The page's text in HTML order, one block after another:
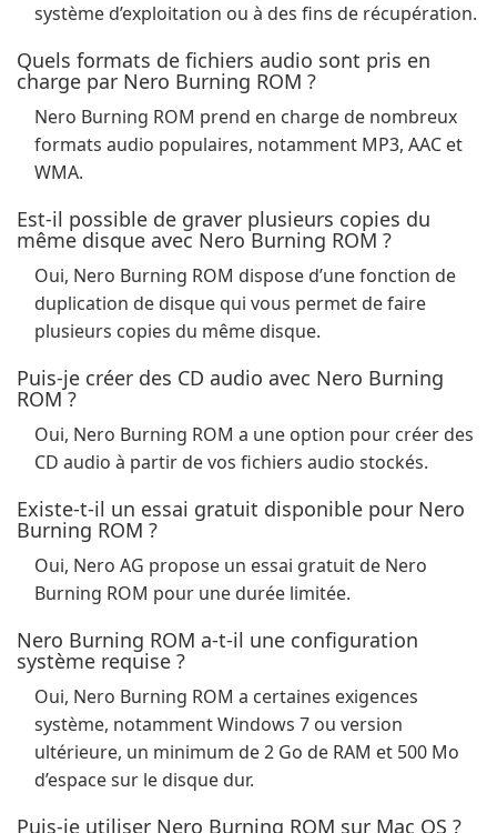
système d’exploitation ou à des fins de récupération.
Quels formats de fichiers audio sont pris en
charge par Nero Burning ROM ?
Nero Burning ROM prend en charge de nombreux
formats audio populaires, notamment MP3, AAC et
WMA.
Est-il possible de graver plusieurs copies du
même disque avec Nero Burning ROM ?
Oui, Nero Burning ROM dispose d’une fonction de
duplication de disque qui vous permet de faire
plusieurs copies du même disque.
Puis-je créer des CD audio avec Nero Burning
ROM ?
Oui, Nero Burning ROM a une option pour créer des
CD audio à partir de vos fichiers audio stockés.
Existe-t-il un essai gratuit disponible pour Nero
Burning ROM ?
Oui, Nero AG propose un essai gratuit de Nero
Burning ROM pour une durée limitée.
Nero Burning ROM a-t-il une configuration
système requise ?
Oui, Nero Burning ROM a certaines exigences
système, notamment Windows 7 ou version
ultérieure, un minimum de 2 Go de RAM et 500 Mo
d’espace sur le disque dur.
Puis-je utiliser Nero Burning ROM sur Mac OS ?